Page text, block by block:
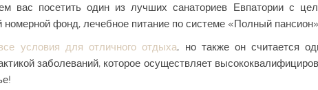
вас посетить один из лучших санаториев Евпатории с
фонд, лечебное питание по системе «Полный
условия для отличного отдыха, но также он считается
заболеваний, которое осуществляет